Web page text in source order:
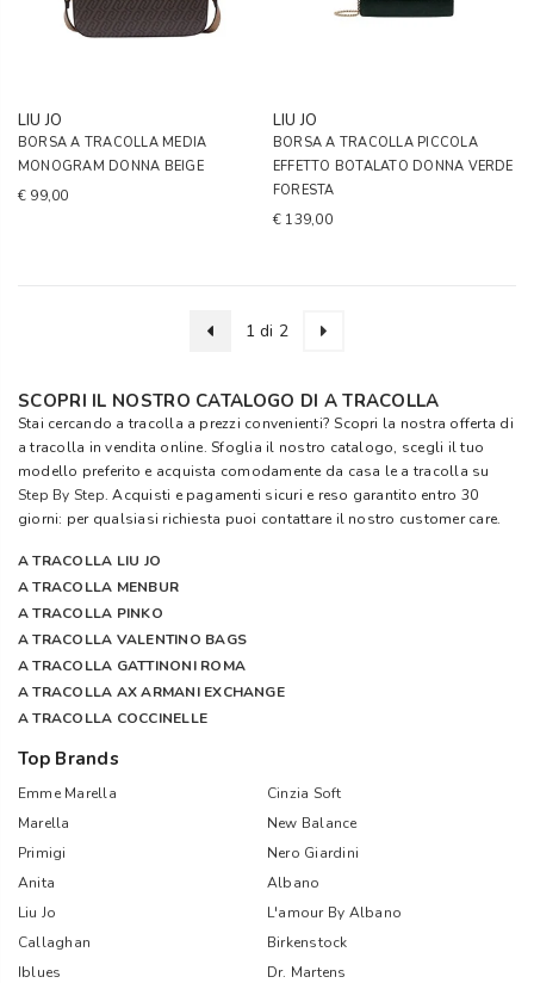
LIU JO
BORSA A TRACOLLA MEDIA
MONOGRAM DONNA BEIGE
€ 99,00
LIU JO
BORSA A TRACOLLA PICCOLA
EFFETTO BOTALATO DONNA VERDE
FORESTA
€ 139,00
1 di 2
SCOPRI IL NOSTRO CATALOGO DI A TRACOLLA
Stai cercando a tracolla a prezzi convenienti? Scopri la nostra offerta di
a tracolla in vendita online. Sfoglia il nostro catalogo, scegli il tuo
modello preferito e acquista comodamente da casa le a tracolla su
Step By Step. Acquisti e pagamenti sicuri e reso garantito entro 30
giorni: per qualsiasi richiesta puoi contattare il nostro customer care.
A TRACOLLA LIU JO
A TRACOLLA MENBUR
A TRACOLLA PINKO
A TRACOLLA VALENTINO BAGS
A TRACOLLA GATTINONI ROMA
A TRACOLLA AX ARMANI EXCHANGE
A TRACOLLA COCCINELLE
Top Brands
Emme Marella
Cinzia Soft
Marella
New Balance
Primigi
Nero Giardini
Anita
Albano
Liu Jo
L'amour By Albano
Callaghan
Birkenstock
Iblues
Dr. Martens